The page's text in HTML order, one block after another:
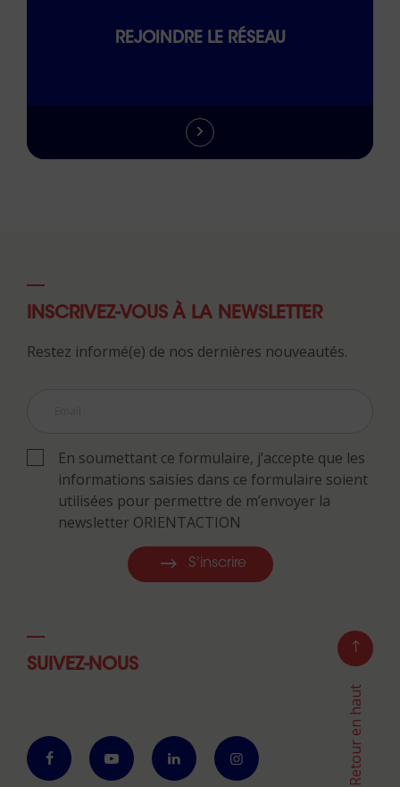
REJOINDRE LE RÉSEAU
INSCRIVEZ-VOUS À LA NEWSLETTER
Restez informé(e) de nos dernières nouveautés.
En soumettant ce formulaire, j’accepte que les
informations saisies dans ce formulaire soient
utilisées pour permettre de m’envoyer la
newsletter ORIENTACTION
S'inscrire
SUIVEZ-NOUS
Retour en haut